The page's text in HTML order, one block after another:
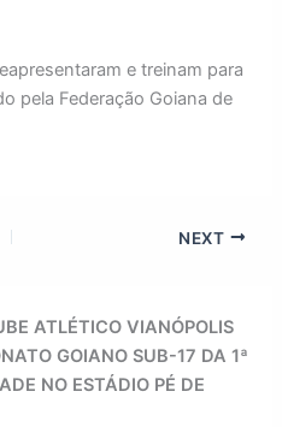
e treinam para
pela Federação Goiana de
NEXT
ATLÉTICO VIANÓPOLIS
GOIANO SUB-17 DA 1ª
NO ESTÁDIO PÉ DE